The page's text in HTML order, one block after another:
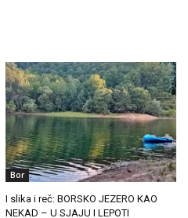
Bor
I slika i reč: BORSKO JEZERO KAO
NEKAD – U SJAJU I LEPOTI